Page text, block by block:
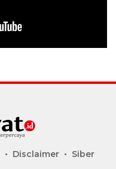
Disclaimer Siber